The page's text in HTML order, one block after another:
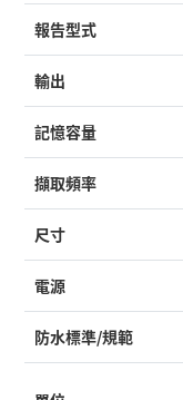
報告型式
輸出
記憶容量
擷取頻率
尺寸
電源
防水標準/規範